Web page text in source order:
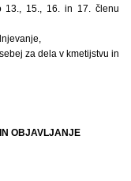
13., 15., 16. in 17. členu
za dela v kmetijstvu in
OBJAVLJANJE